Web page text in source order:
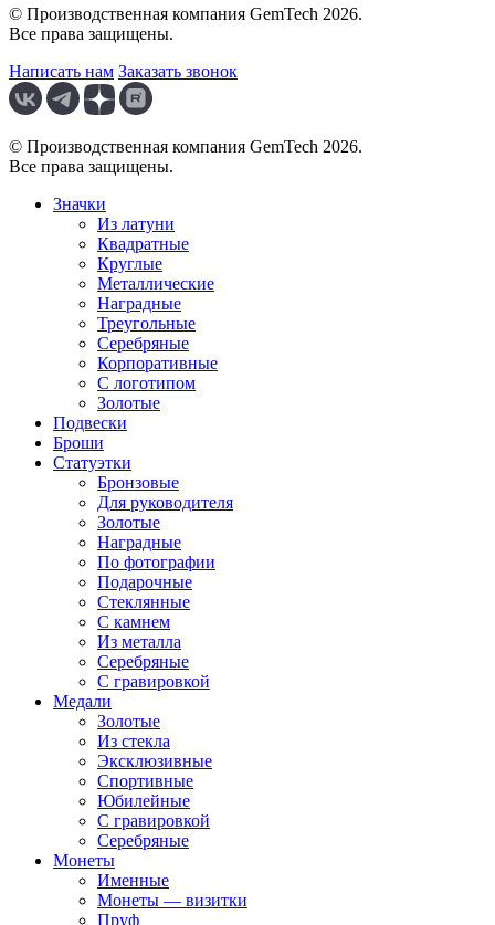
© Производственная компания GemTech 2026.
Все права защищены.
Написать нам Заказать звонок
© Производственная компания GemTech 2026.
Все права защищены.
Значки
Из латуни
Квадратные
Круглые
Металлические
Наградные
Треугольные
Серебряные
Корпоративные
С логотипом
Золотые
Подвески
Броши
Статуэтки
Бронзовые
Для руководителя
Золотые
Наградные
По фотографии
Подарочные
Стеклянные
С камнем
Из металла
Серебряные
С гравировкой
Медали
Золотые
Из стекла
Эксклюзивные
Спортивные
Юбилейные
С гравировкой
Серебряные
Монеты
Именные
Монеты — визитки
Пруф